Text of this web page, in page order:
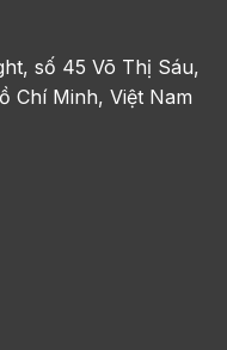
số 45 Võ Thị Sáu,
Chí Minh, Việt Nam